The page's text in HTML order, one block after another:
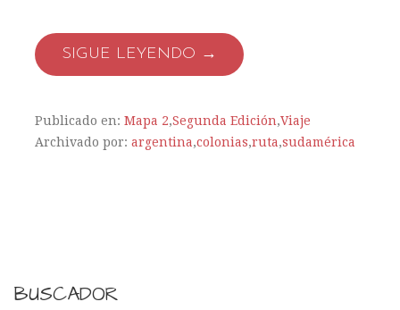
SIGUE LEYENDO →
Publicado en: Mapa 2,Segunda Edición,Viaje
Archivado por: argentina,colonias,ruta,sudamérica
BUSCADOR